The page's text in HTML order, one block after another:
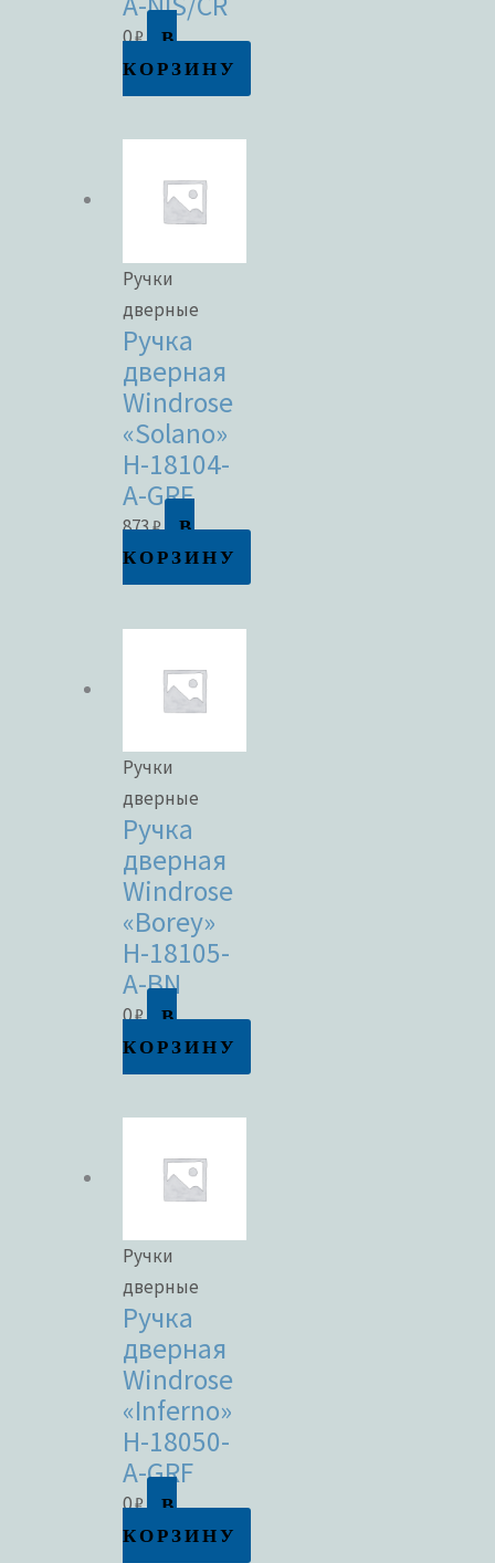
0₽
В
КОРЗИНУ
Ручки
дверные
Ручка
дверная
Windrose
«Solano»
H-18104-
A-GRF
873₽
В
КОРЗИНУ
Ручки
дверные
Ручка
дверная
Windrose
«Borey»
H-18105-
A-BN
0₽
В
КОРЗИНУ
Ручки
дверные
Ручка
дверная
Windrose
«Inferno»
H-18050-
A-GRF
0₽
В
КОРЗИНУ